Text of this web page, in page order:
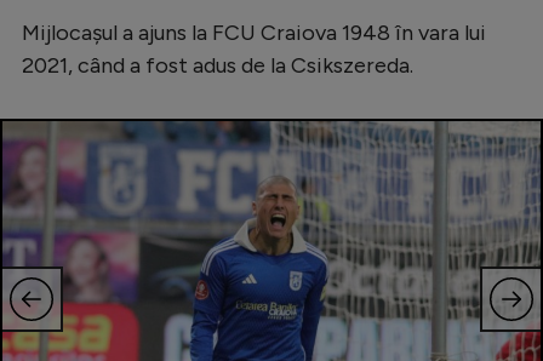
Intră în cont
Creează cont
Mijlocașul a ajuns la FCU Craiova 1948 în vara lui
2021, când a fost adus de la Csikszereda.